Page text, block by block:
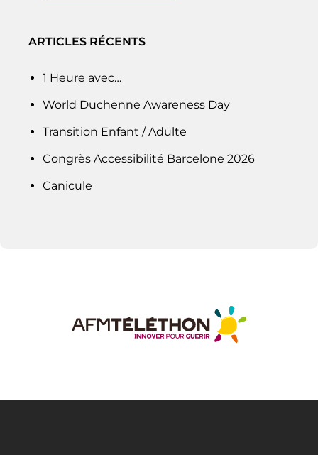
ARTICLES RÉCENTS
1 Heure avec…
World Duchenne Awareness Day
Transition Enfant / Adulte
Congrès Accessibilité Barcelone 2026
Canicule